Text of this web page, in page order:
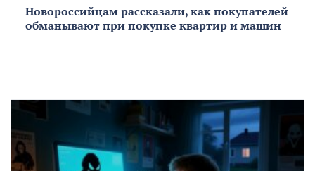
Новороссийцам рассказали, как покупателей
обманывают при покупке квартир и машин